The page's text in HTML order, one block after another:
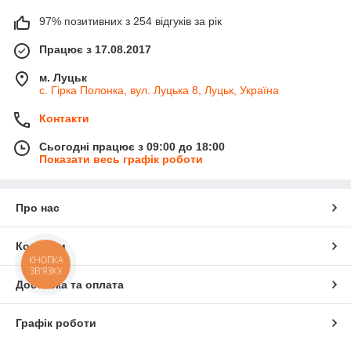
97% позитивних з 254 відгуків за рік
Працює з 17.08.2017
м. Луцьк
с. Гірка Полонка, вул. Луцька 8, Луцьк, Україна
Контакти
Сьогодні працює з 09:00 до 18:00
Показати весь графік роботи
Про нас
Контакти
Доставка та оплата
Графік роботи
КНОПКА
ЗВ'ЯЗКУ